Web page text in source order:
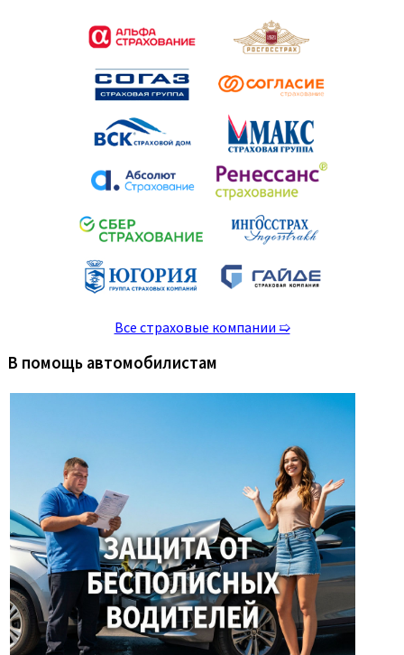
Все страховые компании ➯
В помощь автомобилистам